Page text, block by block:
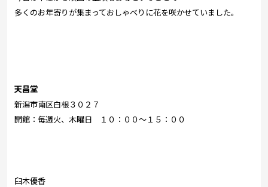
多くのお年寄りが集まっておしゃべりに花を咲かせていました。
天昌堂
新潟市南区白根３０２７
開館：毎週火、木曜日 １０：００～１５：００
臼木優香